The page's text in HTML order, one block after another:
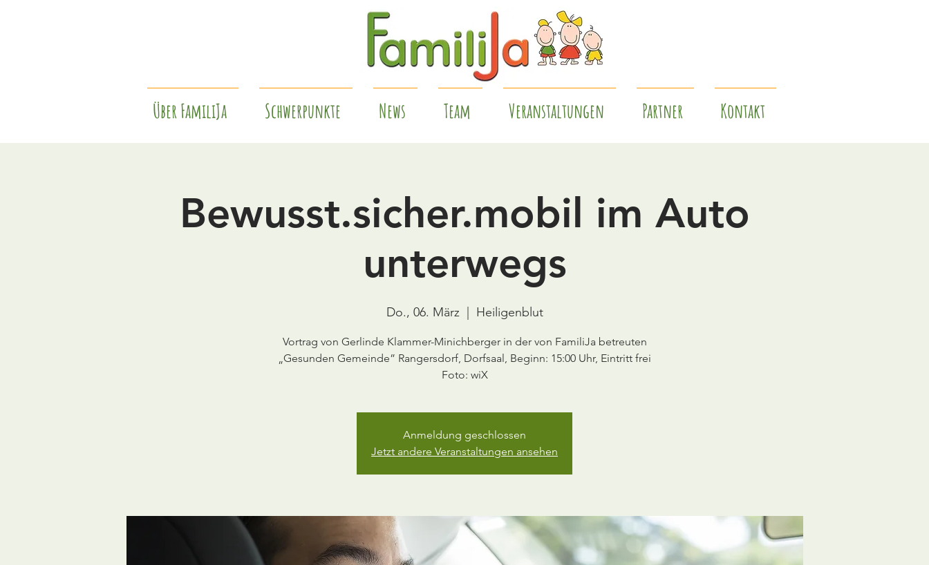
Über FamiliJa Schwerpunkte News Team Veranstaltungen Partner Kontakt
Bewusst.sicher.mobil im Auto
unterwegs
Do., 06. März
  |
Heiligenblut
Vortrag von Gerlinde Klammer-Minichberger in der von FamiliJa betreuten
„Gesunden Gemeinde” Rangersdorf, Dorfsaal, Beginn: 15:00 Uhr, Eintritt frei
Foto: wiX
Anmeldung geschlossen
Jetzt andere Veranstaltungen ansehen